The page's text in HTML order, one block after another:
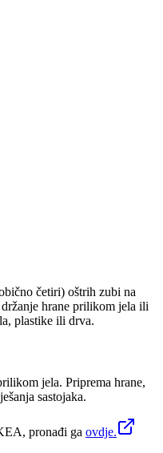
četiri) oštrih zubi na
hrane prilikom jela ili
plastike ili drva.
jela. Priprema hrane,
sastojaka.
pronađi ga ovdje.